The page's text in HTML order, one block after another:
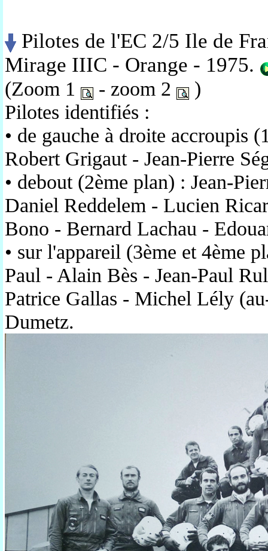
Pilotes de l'EC 2/5 Ile de
Mirage IIIC - Orange - 1975.
(Zoom 1 - zoom 2
)
Pilotes identifiés :
• de gauche à droite accroupis
Robert Grigaut - Jean-Pierre
• debout (2ème plan) : Jean-
Daniel Reddelem - Lucien
Bono - Bernard Lachau -
• sur l'appareil (3ème et 4ème
Paul - Alain Bès - Jean-Paul
Patrice Gallas - Michel Lély
Dumetz.